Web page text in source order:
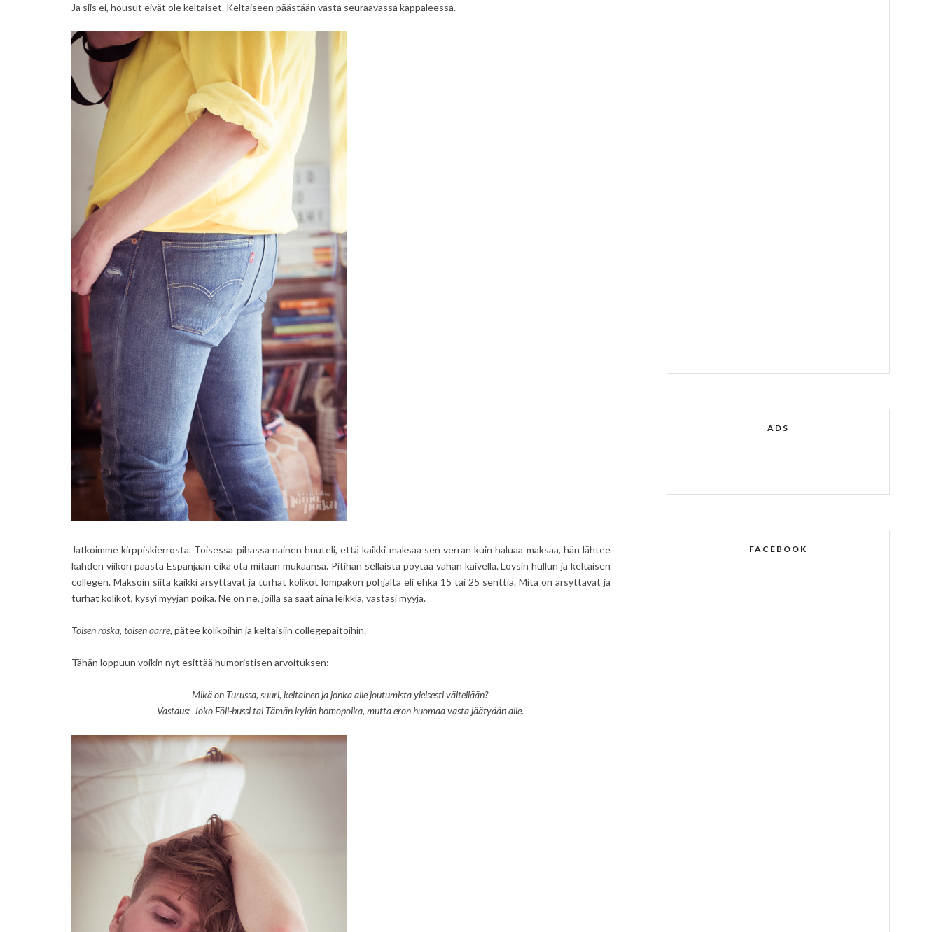
Ja siis ei, housut eivät ole keltaiset. Keltaiseen päästään vasta seuraavassa kappaleessa.
Jatkoimme kirppiskierrosta. Toisessa pihassa nainen huuteli, että kaikki maksaa sen verran kuin haluaa maksaa, hän lähtee
kahden viikon päästä Espanjaan eikä ota mitään mukaansa. Pitihän sellaista pöytää vähän kaivella. Löysin hullun ja keltaisen
collegen. Maksoin siitä kaikki ärsyttävät ja turhat kolikot lompakon pohjalta eli ehkä 15 tai 25 senttiä. Mitä on ärsyttävät ja
turhat kolikot, kysyi myyjän poika. Ne on ne, joilla sä saat aina leikkiä, vastasi myyjä.
Toisen roska, toisen aarre, pätee kolikoihin ja keltaisiin collegepaitoihin.
Tähän loppuun voikin nyt esittää humoristisen arvoituksen:
Mikä on Turussa, suuri, keltainen ja jonka alle joutumista yleisesti vältellään?
Vastaus: Joko Föli-bussi tai Tämän kylän homopoika, mutta eron huomaa vasta jäätyään alle.
ADS
FACEBOOK